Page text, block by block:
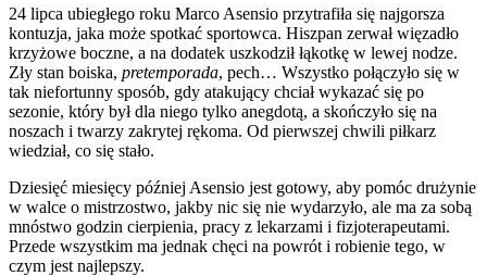
24 lipca ubiegłego roku Marco Asensio przytrafiła się najgorsza
kontuzja, jaka może spotkać sportowca. Hiszpan zerwał więzadło
krzyżowe boczne, a na dodatek uszkodził łąkotkę w lewej nodze.
Zły stan boiska, pretemporada, pech… Wszystko połączyło się w
tak niefortunny sposób, gdy atakujący chciał wykazać się po
sezonie, który był dla niego tylko anegdotą, a skończyło się na
noszach i twarzy zakrytej rękoma. Od pierwszej chwili piłkarz
wiedział, co się stało.
Dziesięć miesięcy później Asensio jest gotowy, aby pomóc drużynie
w walce o mistrzostwo, jakby nic się nie wydarzyło, ale ma za sobą
mnóstwo godzin cierpienia, pracy z lekarzami i fizjoterapeutami.
Przede wszystkim ma jednak chęci na powrót i robienie tego, w
czym jest najlepszy.